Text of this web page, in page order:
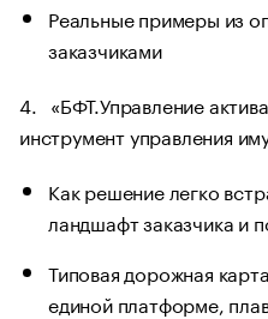
Реальные примеры из
заказчиками
4. «БФТ.Управление
инструмент управления
Как решение легко
ландшафт заказчика и
Типовая дорожная
единой платформе,